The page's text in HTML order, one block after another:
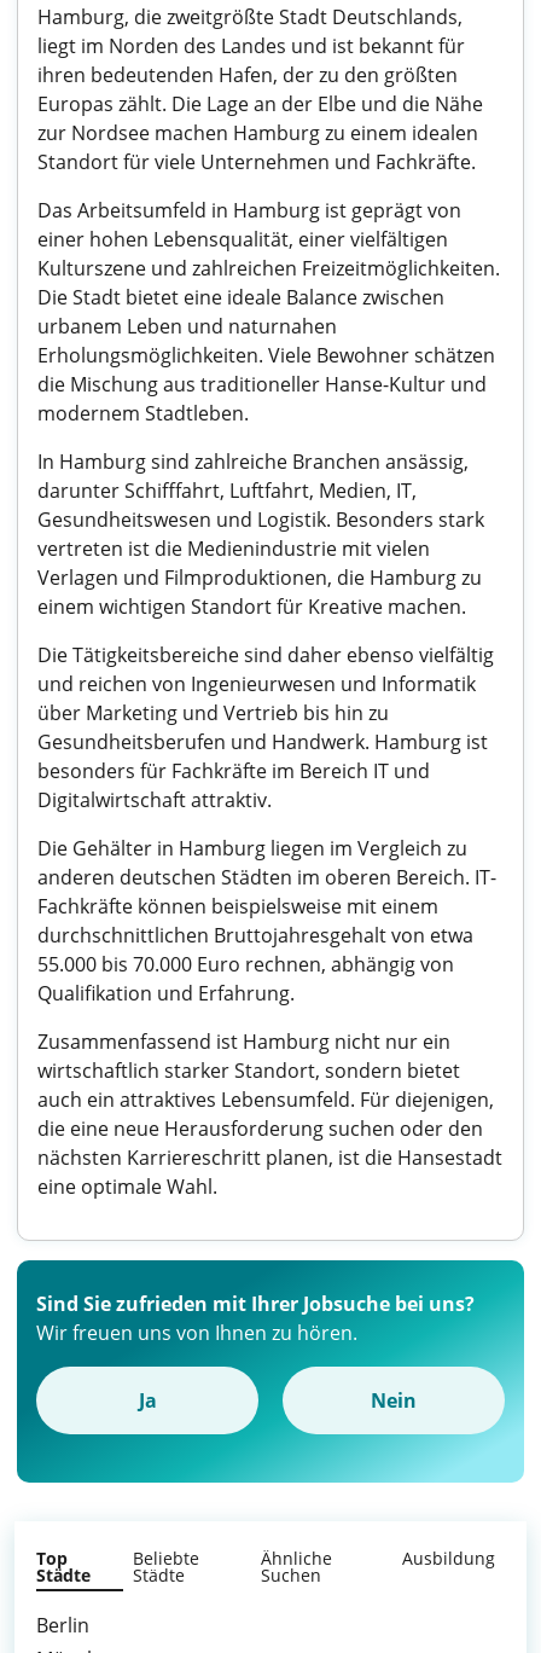
Hamburg, die zweitgrößte Stadt Deutschlands,
liegt im Norden des Landes und ist bekannt für
ihren bedeutenden Hafen, der zu den größten
Europas zählt. Die Lage an der Elbe und die Nähe
zur Nordsee machen Hamburg zu einem idealen
Standort für viele Unternehmen und Fachkräfte.
Das Arbeitsumfeld in Hamburg ist geprägt von
einer hohen Lebensqualität, einer vielfältigen
Kulturszene und zahlreichen Freizeitmöglichkeiten.
Die Stadt bietet eine ideale Balance zwischen
urbanem Leben und naturnahen
Erholungsmöglichkeiten. Viele Bewohner schätzen
die Mischung aus traditioneller Hanse-Kultur und
modernem Stadtleben.
In Hamburg sind zahlreiche Branchen ansässig,
darunter Schifffahrt, Luftfahrt, Medien, IT,
Gesundheitswesen und Logistik. Besonders stark
vertreten ist die Medienindustrie mit vielen
Verlagen und Filmproduktionen, die Hamburg zu
einem wichtigen Standort für Kreative machen.
Die Tätigkeitsbereiche sind daher ebenso vielfältig
und reichen von Ingenieurwesen und Informatik
über Marketing und Vertrieb bis hin zu
Gesundheitsberufen und Handwerk. Hamburg ist
besonders für Fachkräfte im Bereich IT und
Digitalwirtschaft attraktiv.
Die Gehälter in Hamburg liegen im Vergleich zu
anderen deutschen Städten im oberen Bereich. IT-
Fachkräfte können beispielsweise mit einem
durchschnittlichen Bruttojahresgehalt von etwa
55.000 bis 70.000 Euro rechnen, abhängig von
Qualifikation und Erfahrung.
Zusammenfassend ist Hamburg nicht nur ein
wirtschaftlich starker Standort, sondern bietet
auch ein attraktives Lebensumfeld. Für diejenigen,
die eine neue Herausforderung suchen oder den
nächsten Karriereschritt planen, ist die Hansestadt
eine optimale Wahl.
Sind Sie zufrieden mit Ihrer Jobsuche bei uns?
Wir freuen uns von Ihnen zu hören.
Ja Nein
Top
Städte
Beliebte
Städte
Ähnliche
Suchen
Ausbildung
Berlin